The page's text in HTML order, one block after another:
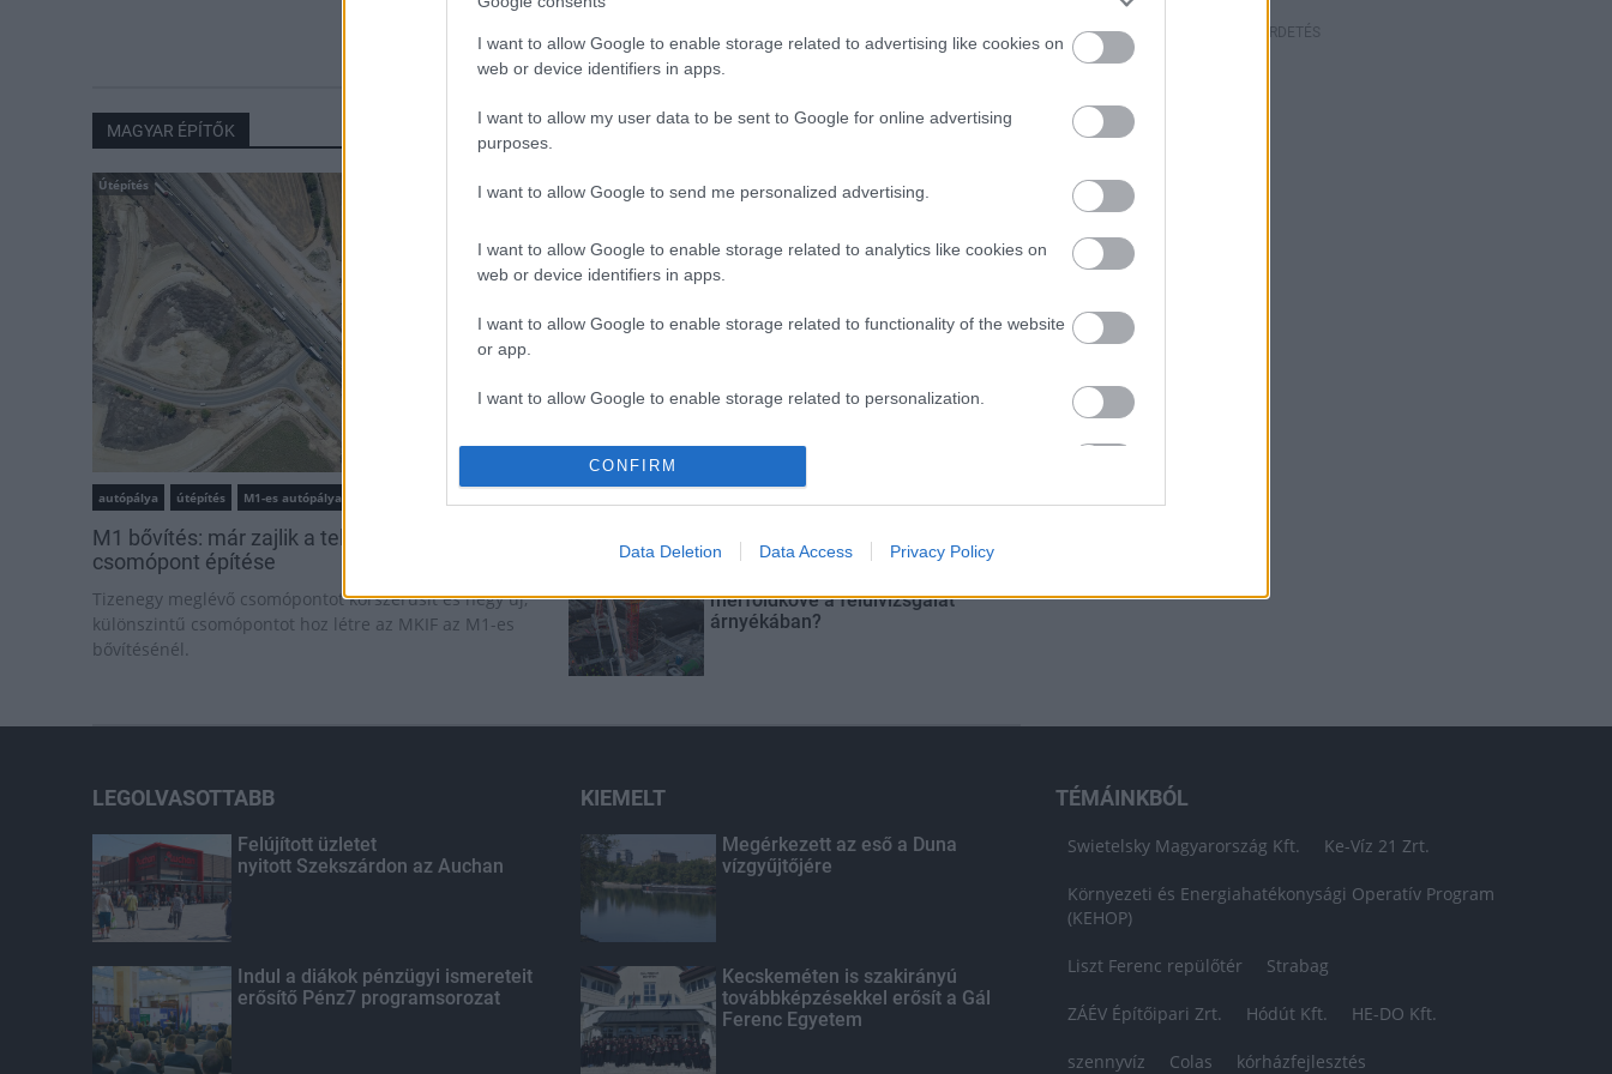
I want to allow Google to enable storage related to advertising like cookies on
web or device identifiers in apps.
I want to allow my user data to be sent to Google for online advertising
purposes.
I want to allow Google to send me personalized advertising.
I want to allow Google to enable storage related to analytics like cookies on
web or device identifiers in apps.
I want to allow Google to enable storage related to functionality of the website
or app.
I want to allow Google to enable storage related to personalization.
I want to allow Google to enable storage related to security, including
authentication functionality and fraud prevention, and other user protection.
CONFIRM
Data Deletion Data Access Privacy Policy
utolsó turbina
MAGYAR ÉPÍTŐK
Útépítés
autópálya útépítés M1-es autópálya
M1 bővítés: már zajlik a teljesen új Bicske Kelet
csomópont építése
Tizenegy meglévő csomópontot korszerűsít és négy új,
különszintű csomópontot hoz létre az MKIF az M1-es
bővítésénél.
Új gyalogosátkelők és jelzőlámpás
csomópont épül Angyalföldön
Másfélszeresére bővítik
Hódmezővásárhely jó hírű
Látványos építési szakasz indult
mérföldköve a felülvizsgálat
árnyékában?
HIRDETÉS
LEGOLVASOTTABB
Felújított üzletet
nyitott Szekszárdon az Auchan
Indul a diákok pénzügyi ismereteit
erősítő Pénz7 programsorozat
KIEMELT
Megérkezett az eső a Duna
vízgyűjtőjére
Kecskeméten is szakirányú
továbbképzésekkel erősít a Gál
Ferenc Egyetem
TÉMÁINKBÓL
Swietelsky Magyarország Kft. Ke-Víz 21 Zrt.
Környezeti és Energiahatékonysági Operatív Program
(KEHOP)
Liszt Ferenc repülőtér Strabag
ZÁÉV Építőipari Zrt. Hódút Kft. HE-DO Kft.
szennyvíz Colas kórházfejlesztés